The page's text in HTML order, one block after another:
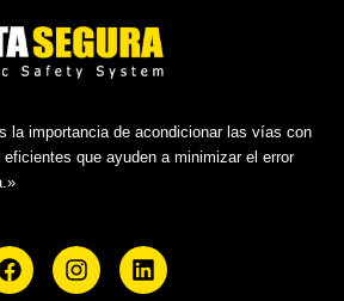
la importancia de acondicionar las vías con
que ayuden a minimizar el error
F
a
I
n
L
i